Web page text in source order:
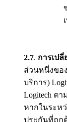
2.7. การเป
ส่วนหนึ่งขอ
บริการ)
Logitech ต
หากในระห
ประกันที่ถูก